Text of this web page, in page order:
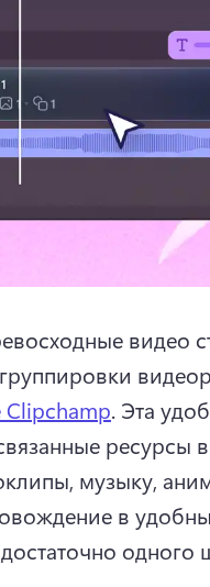
видео
Clipchamp. Эта
ресурсы
музыку,
в
одного